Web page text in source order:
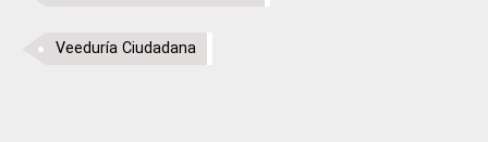
Veeduría Ciudadana